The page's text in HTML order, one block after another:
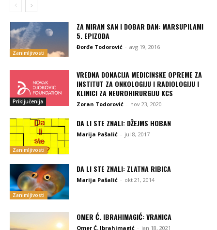
Zanimljivosti
ZA MIRAN SAN I DOBAR DAN: MARSUPILAMI
5. EPIZODA
Đorđe Todorović - avg 19, 2016
Priključenija
VREDNA DONACIJA MEDICINSKE OPREME ZA
INSTITUT ZA ONKOLOGIJU I RADIOLOGIJU I
KLINICI ZA NEUROHIRURGIJU KCS
Zoran Todorović - nov 23, 2020
Zanimljivosti
DA LI STE ZNALI: DŽEJMS HOBAN
Marija Pašalić - jul 8, 2017
Zanimljivosti
DA LI STE ZNALI: ZLATNA RIBICA
Marija Pašalić - okt 21, 2014
OMER Ć. IBRAHIMAGIĆ: VRANICA
Omer Ć. Ibrahimagić - jan 18, 2021